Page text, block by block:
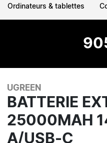
Ordinateurs & tablettes
UGREEN
BATTERIE
25000MAH
A/USB-C